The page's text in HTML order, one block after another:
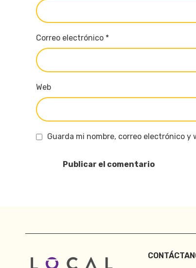
Correo electrónico *
Web
Guarda mi nombre, correo electrónico